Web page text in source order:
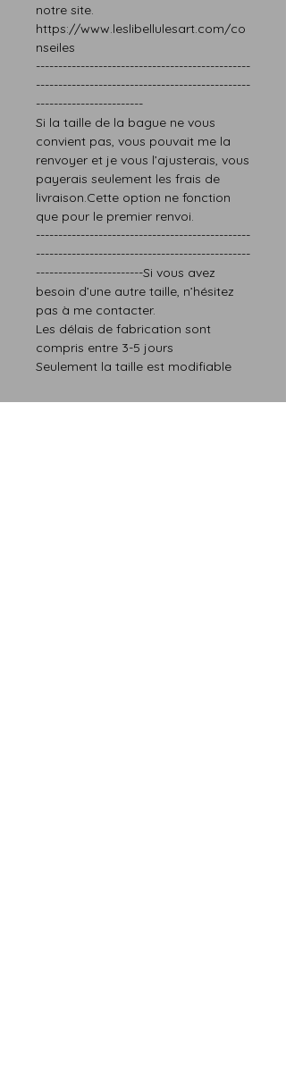
notre site.
https://www.leslibellulesart.com/co
nseiles
------------------------------------------------
------------------------------------------------
------------------------
Si la taille de la bague ne vous
convient pas, vous pouvait me la
renvoyer et je vous l’ajusterais, vous
payerais seulement les frais de
livraison.Cette option ne fonction
que pour le premier renvoi.
------------------------------------------------
------------------------------------------------
------------------------Si vous avez
besoin d’une autre taille, n’hésitez
pas à me contacter.
Les délais de fabrication sont
compris entre 3-5 jours
Seulement la taille est modifiable